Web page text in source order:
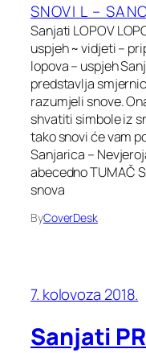
SNOVI L –
Sanjati LOPOV
uspjeh ~ vidjeti –
lopova – uspjeh
predstavlja
razumjeli snove.
shvatiti simbole iz
tako snovi će vam
Sanjarica –
abecedno TUMAČ
snova
ByCoverDesk
7. kolovoza 2018.
Sanjati